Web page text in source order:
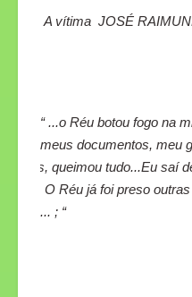
A vítima JOSÉ
“ ...o Réu botou fogo na
casa, meus documentos, meu
roupas, queimou tudo...Eu saí
medo. O Réu já foi preso
cheire... ; “